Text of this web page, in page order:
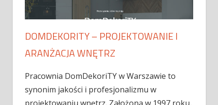
DOMDEKORITY – PROJEKTOWANIE I
ARANŻACJA WNĘTRZ
Pracownia DomDekoriTY w Warszawie to
synonim jakości i profesjonalizmu w